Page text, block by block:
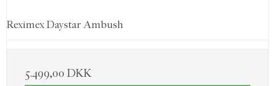
Reximex Daystar Ambush
5.499,00 DKK